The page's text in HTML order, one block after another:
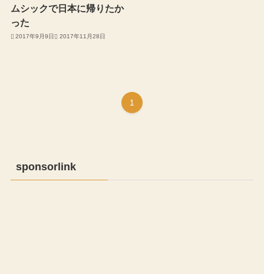
ムシックで日本に帰りたか
った
2017年9月9日 2017年11月28日
1
sponsorlink